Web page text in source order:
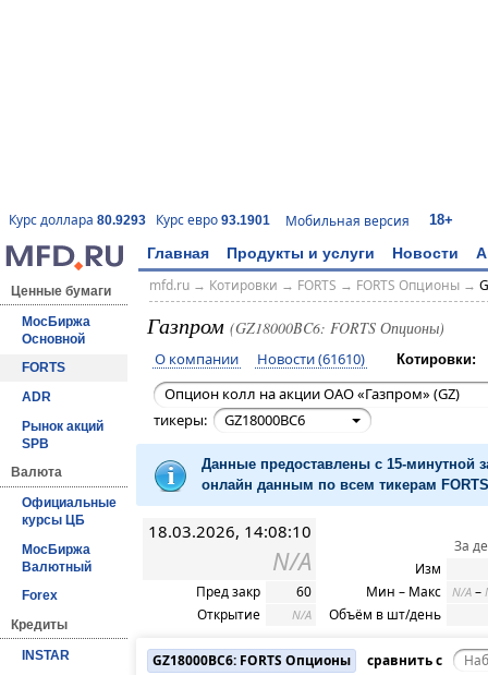
Курс доллара 80.9293 Курс евро 93.1901 Мобильная версия 18+
Главная Продукты и услуги Новости
Ценные бумаги
МосБиржа
Основной
FORTS
ADR
Рынок акций
SPB
Валюта
Официальные
курсы ЦБ
МосБиржа
Валютный
Forex
Кредиты
INSTAR
mfd.ru→ Котировки → FORTS → FORTS Опционы→
Газпром (GZ18000BC6: FORTS Опционы)
О компании Новости (61610) Котировки:
Опцион колл на акции ОАО «Газпром» (GZ)
тикеры:
GZ18000BC6
Данные предоставлены с 15-минутной
онлайн данным по всем тикерам
18.03.2026, 14:08:10
N/A
Пред закр
60
Открытие
N/A
За
Изм
Мин – Макс
N/A –
Объём в шт/день
GZ18000BC6: FORTS Опционы
сравнить с